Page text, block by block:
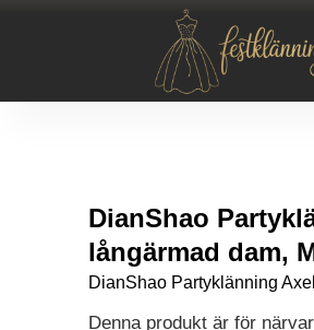
DianShao
långärmad dam,
DianShao Partyklänning
Denna produkt är för